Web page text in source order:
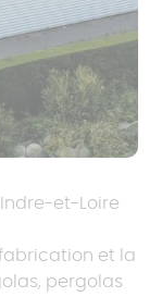
Indre-et-Loire
et la
pergolas